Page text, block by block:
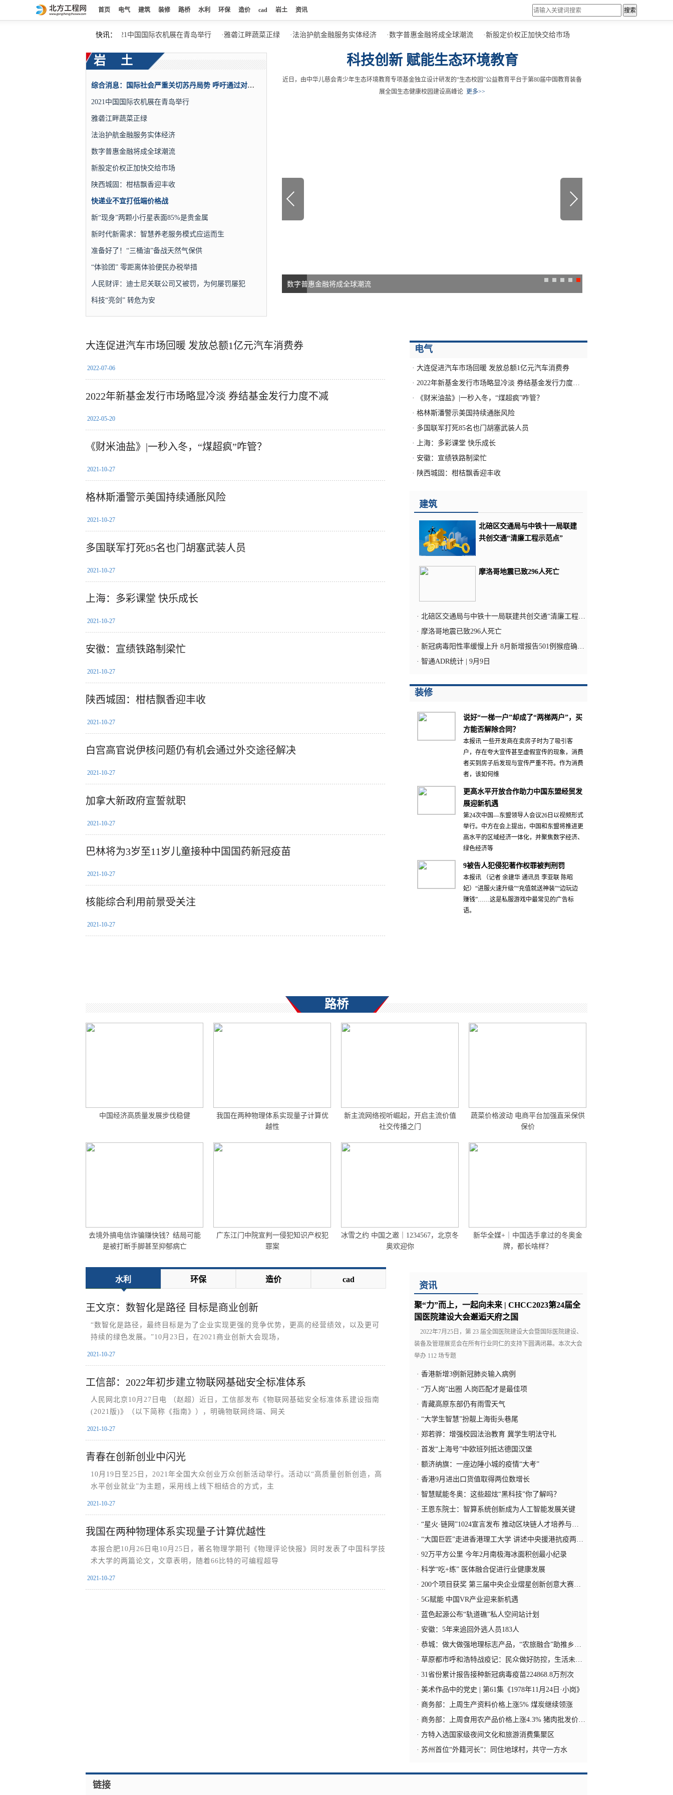
首页 电气 建筑 装修 路桥 水利 环保 造价 cad 岩土 资讯 搜索
快讯：
·2021中国国际农机展在青岛举行·雅砻江畔蔬菜正绿·法治护航金融服务实体经济·数字普惠金融将成全球潮流·新股定价权正加快交给市场·陕西城固：柑桔飘香迎丰收
岩土
综合消息：国际社会严重关切苏丹局势 呼吁通过对话恢复宪法秩序
2021中国国际农机展在青岛举行
雅砻江畔蔬菜正绿
法治护航金融服务实体经济
数字普惠金融将成全球潮流
新股定价权正加快交给市场
陕西城固：柑桔飘香迎丰收
快递业不宜打低端价格战
新“现身”两颗小行星表面85%是贵金属
新时代新需求：智慧养老服务模式应运而生
准备好了！“三桶油”备战天然气保供
“体验团” 零距离体验便民办税举措
人民财评：迪士尼关联公司又被罚，为何屡罚屡犯
科技“亮剑” 转危为安
科技创新 赋能生态环境教育
近日，由中华儿慈会青少年生态环境教育专项基金独立设计研发的“生态校园”公益教育平台于第80届中国教育装备
展全国生态健康校园建设高峰论 更多>>
数字普惠金融将成全球潮流
大连促进汽车市场回暖 发放总额1亿元汽车消费券
2022-07-06
2022年新基金发行市场略显冷淡 券结基金发行力度不减
2022-05-20
《财米油盐》|一秒入冬，“煤超疯”咋管？
2021-10-27
格林斯潘警示美国持续通胀风险
2021-10-27
多国联军打死85名也门胡塞武装人员
2021-10-27
上海：多彩课堂 快乐成长
2021-10-27
安徽：宣绩铁路制梁忙
2021-10-27
陕西城固：柑桔飘香迎丰收
2021-10-27
白宫高官说伊核问题仍有机会通过外交途径解决
2021-10-27
加拿大新政府宣誓就职
2021-10-27
巴林将为3岁至11岁儿童接种中国国药新冠疫苗
2021-10-27
核能综合利用前景受关注
2021-10-27
电气
· 大连促进汽车市场回暖 发放总额1亿元汽车消费券
· 2022年新基金发行市场略显冷淡 券结基金发行力度不减
·
《财米油盐》|一秒入冬，“煤超疯”咋管？
· 格林斯潘警示美国持续通胀风险
· 多国联军打死85名也门胡塞武装人员
·
上海：多彩课堂 快乐成长
· 安徽：宣绩铁路制梁忙
· 陕西城固：柑桔飘香迎丰收
建筑
北碚区交通局与中铁十一局联建
共创交通“清廉工程示范点”
摩洛哥地震已致296人死亡
· 北碚区交通局与中铁十一局联建共创交通“清廉工程示范点”
· 摩洛哥地震已致296人死亡
· 新冠病毒阳性率缓慢上升 8月新增报告501例猴痘确诊病例
· 智通ADR统计 | 9月9日
装修
说好“一梯一户”却成了“两梯两户”，买
方能否解除合同？
本报讯 一些开发商在卖房子时为了吸引客
户，存在夸大宣传甚至虚假宣传的现象，消费
者买到房子后发现与宣传严重不符。作为消费
者，该如何维
更高水平开放合作助力中国东盟经贸发
展迎新机遇
第24次中国—东盟领导人会议26日以视频形式
举行。中方在会上提出，中国和东盟将推进更
高水平的区域经济一体化，并聚焦数字经济、
绿色经济等
9被告人犯侵犯著作权罪被判刑罚
本报讯 （记者 余建华 通讯员 李亚联 陈昭
妃）“进服火速升级”“充值就送神装”“边玩边
赚钱”……这是私服游戏中最常见的广告标
语。
路桥
中国经济高质量发展步伐稳健
我国在两种物理体系实现量子计算优
越性
新主流网络视听崛起，开启主流价值
社交传播之门
蔬菜价格波动 电商平台加强直采保供
保价
去境外搞电信诈骗赚快钱？结局可能
是被打断手脚甚至抑郁病亡
广东江门中院宣判一侵犯知识产权犯
罪案
冰雪之约 中国之邀｜1234567，北京冬
奥欢迎你
新华全媒+｜中国选手拿过的冬奥金
牌，都长啥样？
水利 环保 造价 cad
王文京：数智化是路径 目标是商业创新
“数智化是路径，最终目标是为了企业实现更强的竞争优势，更高的经营绩效，以及更可
持续的绿色发展。”10月23日，在2021商业创新大会现场，
2021-10-27
工信部：2022年初步建立物联网基础安全标准体系
人民网北京10月27日电 （赵超）近日，工信部发布《物联网基础安全标准体系建设指南
(2021版)》（以下简称《指南》），明确物联网终端、网关
2021-10-27
青春在创新创业中闪光
10月19日至25日，2021年全国大众创业万众创新活动举行。活动以“高质量创新创造，高
水平创业就业”为主题，采用线上线下相结合的方式，主
2021-10-27
我国在两种物理体系实现量子计算优越性
本报合肥10月26日电10月25日，著名物理学期刊《物理评论快报》同时发表了中国科学技
术大学的两篇论文，文章表明，随着66比特的可编程超导
2021-10-27
资讯
聚“力”而上，一起向未来 | CHCC2023第24届全
国医院建设大会邂逅天府之国
2022年7月25日，第 23 届全国医院建设大会暨国际医院建设、
装备及管理展览会在所有行业同仁的支持下圆满闭幕。本次大会
举办 112 场专题
· 香港新增3例新冠肺炎输入病例
· “万人岗”出圈 人岗匹配才是最佳项
· 青藏高原东部仍有雨雪天气
· “大学生智慧”扮靓上海街头巷尾
· 郑若骅：增强校园法治教育 冀学生明法守礼
· 首发“上海号”中欧班列抵达德国汉堡
· 额济纳旗：一座边陲小城的疫情“大考”
· 香港9月进出口货值取得两位数增长
· 智慧赋能冬奥：这些超炫“黑科技”你了解吗？
· 王恩东院士：智算系统创新成为人工智能发展关键
· “星火·链网”1024宣言发布 推动区块链人才培养与产业融合
· “大国巨匠”走进香港理工大学 讲述中央援港抗疫两院项目背后故事
· 92万平方公里 今年2月南极海冰面积创最小纪录
· 科学“吃+练” 医体融合促进行业健康发展
· 200个项目获奖 第三届中央企业熠星创新创意大赛圆满落幕
· 5G赋能 中国VR产业迎来新机遇
· 蓝色起源公布“轨道礁”私人空间站计划
· 安徽：5年来追回外逃人员183人
· 恭城：做大做强地理标志产品，“农旅融合”助推乡村振兴
· 草原都市呼和浩特战疫记：民众做好防控，生活未受冲击
· 31省份累计报告接种新冠病毒疫苗224868.8万剂次
· 美术作品中的党史 | 第61集《1978年11月24日·小岗》
· 商务部：上周生产资料价格上涨5% 煤炭继续领涨
· 商务部：上周食用农产品价格上涨4.3% 猪肉批发价涨9.7%
· 方特入选国家级夜间文化和旅游消费集聚区
· 苏州首位“外籍河长”：同住地球村，共守一方水
链接